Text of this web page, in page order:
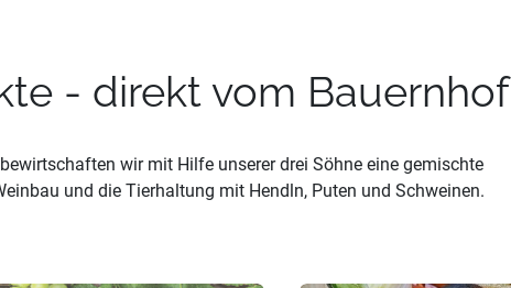
- direkt vom Bauernhof
bewirtschaften wir mit Hilfe unserer drei Söhne eine gemischte
und die Tierhaltung mit Hendln, Puten und Schweinen.